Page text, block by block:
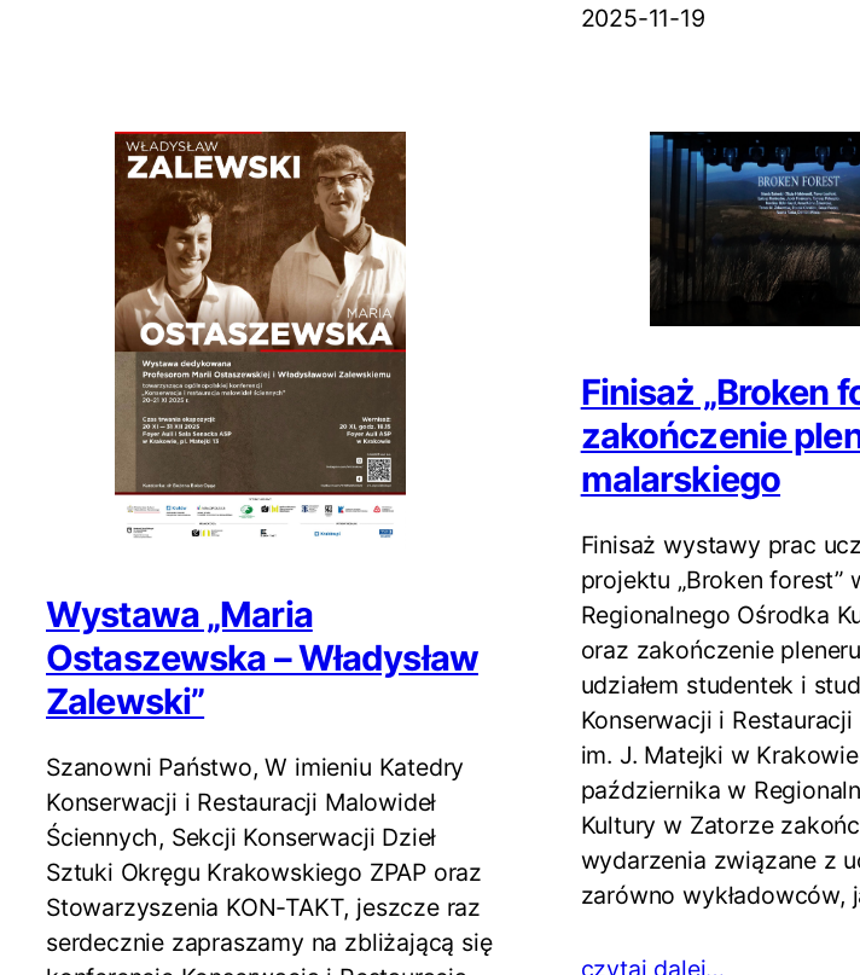
2025-11-19
Wystawa „Maria
Ostaszewska – Władysław
Zalewski”
Szanowni Państwo, W imieniu Katedry
Konserwacji i Restauracji Malowideł
Ściennych, Sekcji Konserwacji Dzieł
Sztuki Okręgu Krakowskiego ZPAP oraz
Stowarzyszenia KON-TAKT, jeszcze raz
serdecznie zapraszamy na zbliżającą się
Finisaż „Broken
zakończenie
malarskiego
Finisaż wystawy prac
projektu „Broken forest”
Regionalnego Ośrodka
oraz zakończenie
udziałem studentek i
Konserwacji i Restauracji
im. J. Matejki w
października w
Kultury w Zatorze
wydarzenia związane z
zarówno wykładowców,
czytaj dalej…